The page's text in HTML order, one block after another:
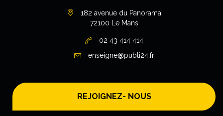
182 avenue du Panorama
72100 Le Mans
02 43 414 414
enseigne@publi24.fr
REJOIGNEZ- NOUS